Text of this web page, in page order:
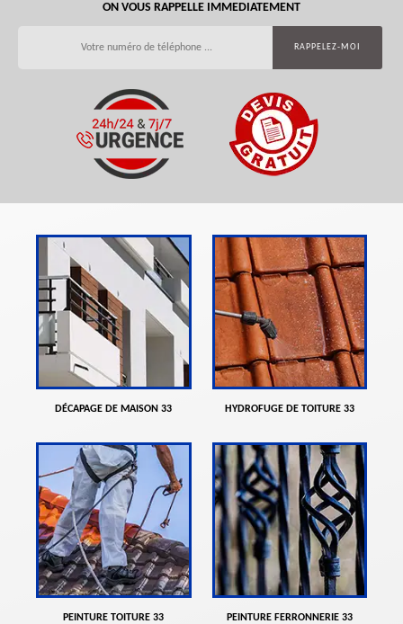
ON VOUS RAPPELLE IMMEDIATEMENT
DÉCAPAGE DE MAISON 33 HYDROFUGE DE TOITURE 33
PEINTURE TOITURE 33 PEINTURE FERRONNERIE 33